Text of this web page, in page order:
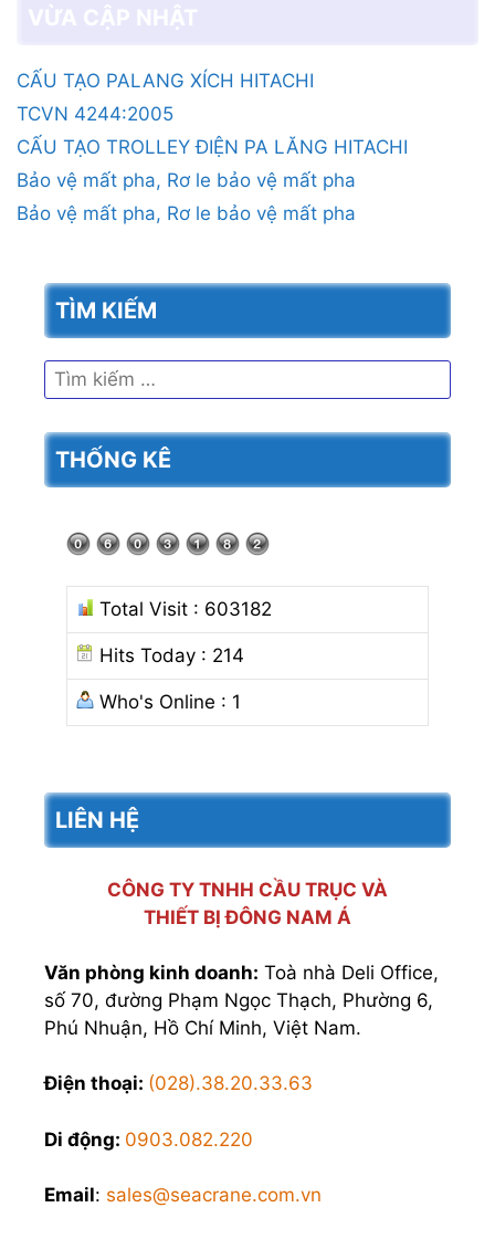
CẤU TẠO PALANG XÍCH HITACHI
TCVN 4244:2005
CẤU TẠO TROLLEY ĐIỆN PA LĂNG HITACHI
Bảo vệ mất pha, Rơ le bảo vệ mất pha
Bảo vệ mất pha, Rơ le bảo vệ mất pha
TÌM KIẾM
Tìm
kiếm
cho:
THỐNG KÊ
Total Visit : 603182
Hits Today : 214
Who's Online : 1
LIÊN HỆ
CÔNG TY TNHH CẦU TRỤC VÀ
THIẾT BỊ ĐÔNG NAM Á
Văn phòng kinh doanh: Toà nhà Deli Office,
số 70, đường Phạm Ngọc Thạch, Phường 6,
Phú Nhuận, Hồ Chí Minh, Việt Nam.
Điện thoại: (028).38.20.33.63
Di động: 0903.082.220
Email: sales@seacrane.com.vn